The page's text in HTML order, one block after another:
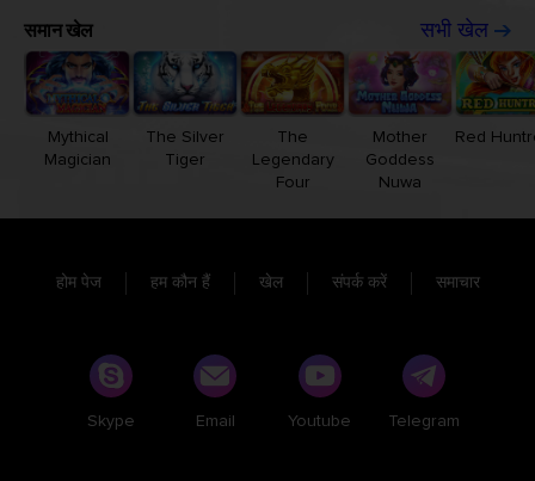
समान खेल सभी खेल
Mythical
Magician
The Silver
Tiger
The
Legendary
Four
Mother
Goddess
Nuwa
Red
होम पेज हम कौन हैं खेल संपर्क करें समाचार
Skype Email Youtube Telegram